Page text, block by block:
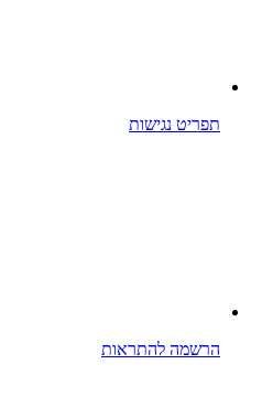
תפריט נגישות
הרשמה להתראות